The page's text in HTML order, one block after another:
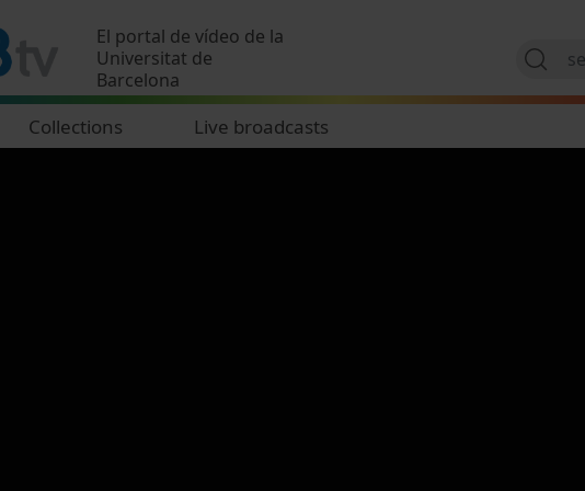
El portal de vídeo de la
Universitat de
Barcelona
Collections Live broadcasts